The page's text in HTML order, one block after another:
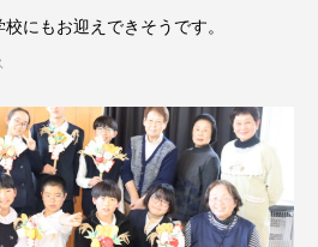
にもお迎えできそうです。